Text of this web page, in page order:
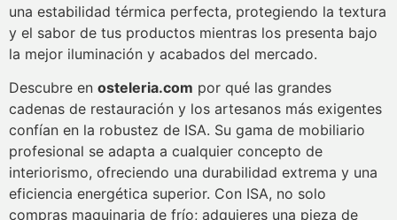
una estabilidad térmica perfecta, protegiendo la textura
y el sabor de tus productos mientras los presenta bajo
la mejor iluminación y acabados del mercado.
Descubre en osteleria.com por qué las grandes
cadenas de restauración y los artesanos más exigentes
confían en la robustez de ISA. Su gama de mobiliario
profesional se adapta a cualquier concepto de
interiorismo, ofreciendo una durabilidad extrema y una
eficiencia energética superior. Con ISA, no solo
compras maquinaria de frío; adquieres una pieza de